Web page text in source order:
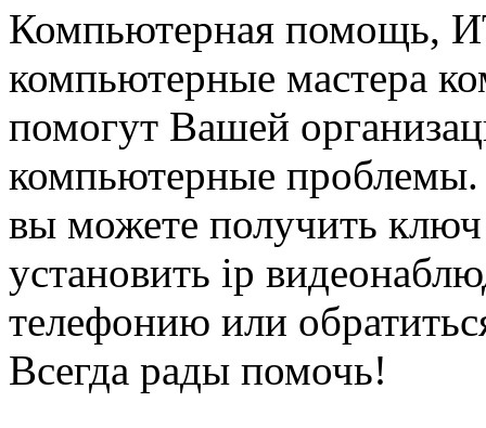
Компьютерная помощь,
компьютерные мастера
помогут Вашей
компьютерные
вы можете получить
установить ip
телефонию или
Всегда рады помочь!